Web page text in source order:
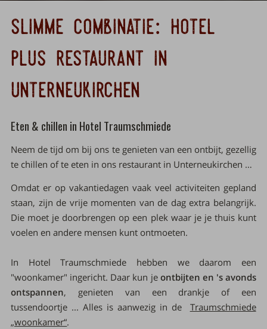
slimme combinatie: hotel
plus restaurant in
unterneukirchen
Eten & chillen in Hotel Traumschmiede
Neem de tijd om bij ons te genieten van een ontbijt, gezellig
te chillen of te eten in ons restaurant in Unterneukirchen …
Omdat er op vakantiedagen vaak veel activiteiten gepland
staan, zijn de vrije momenten van de dag extra belangrijk.
Die moet je doorbrengen op een plek waar je je thuis kunt
voelen en andere mensen kunt ontmoeten.
In Hotel Traumschmiede hebben we daarom een
"woonkamer" ingericht. Daar kun je ontbijten en 's avonds
ontspannen, genieten van een drankje of een
tussendoortje ... Alles is aanwezig in de Traumschmiede
„woonkamer“.